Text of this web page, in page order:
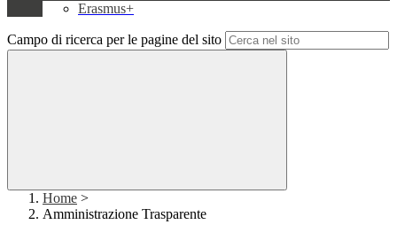
Erasmus+
Campo di ricerca per le pagine del sito
Home >
Amministrazione Trasparente